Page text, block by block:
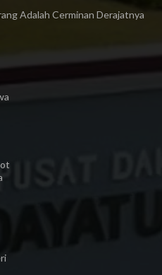
Adalah Cerminan Derajatnya